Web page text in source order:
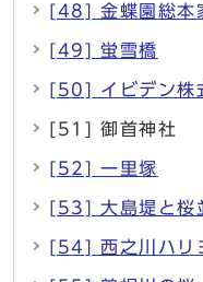
[48] 金蝶園総本
[49] 蛍雪橋
[50] イビデン株
[51] 御首神社
[52] 一里塚
[53] 大島堤と桜
[54] 西之川ハリ